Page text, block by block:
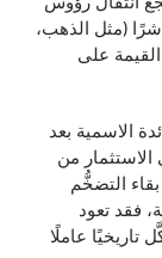
(مثل الذهب،
على
الاسمية بعد
من
التضخُّم
فقد تعود
تاريخيًا عاملًا